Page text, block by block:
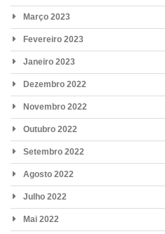
Março 2023
Fevereiro 2023
Janeiro 2023
Dezembro 2022
Novembro 2022
Outubro 2022
Setembro 2022
Agosto 2022
Julho 2022
Mai 2022